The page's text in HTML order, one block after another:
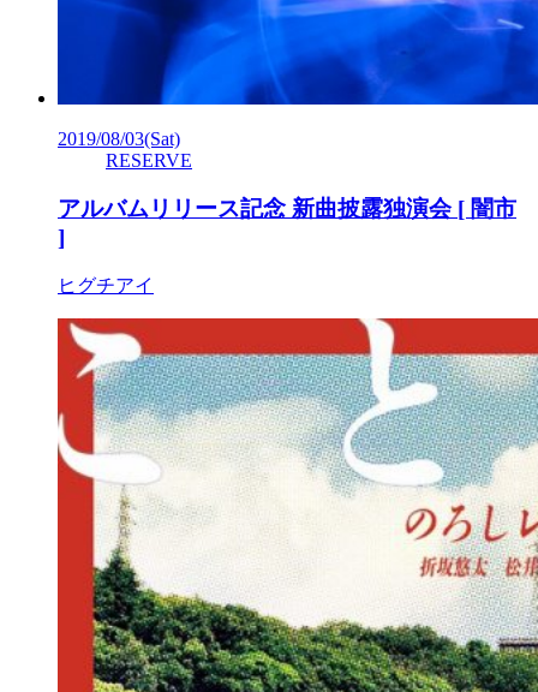
2019/08/03(Sat)
RESERVE
アルバムリリース記念 新曲披露独演会 [ 闇市
]
ヒグチアイ